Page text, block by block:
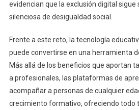
evidencian que la exclusión digital
silenciosa de desigualdad social.
Frente a este reto, la tecnología
puede convertirse en una herramienta
Más allá de los beneficios que aportan
a profesionales, las plataformas de
acompañar a personas de cualquier
crecimiento formativo, ofreciendo todo